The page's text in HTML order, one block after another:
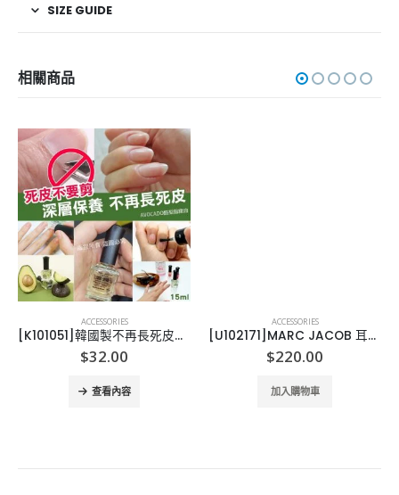
SIZE GUIDE
相關商品
ACCESSORIES
[K101051]韓國製不再長死皮酪梨指緣油15ml
$32.00
查看內容
ACCESSORIES
[U102171]MARC JACOB 耳環 Marc Jacobs Enamel Logo Stud
$220.00
加入購物車